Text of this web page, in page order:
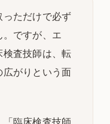
ただけで必ず
ですが、エ
査技師は、転
がりという面
「臨床検査技師